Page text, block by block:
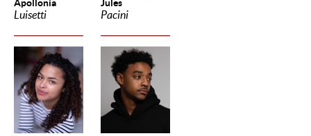
Apollonia
Luisetti
Jules
Pacini